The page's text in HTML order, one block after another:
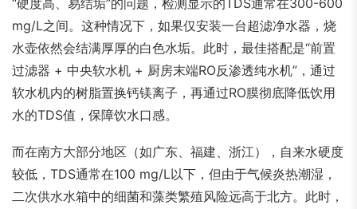
mg/L之间。这种情况下，如果仅安装一台超滤净水器，烧
水壶依然会结满厚厚的白色水垢。此时，最佳搭配是“前置
过滤器 + 中央软水机 + 厨房末端RO反渗透纯水机”，通过
软水机内的树脂置换钙镁离子，再通过RO膜彻底降低饮用
水的TDS值，保障饮水口感。
而在南方大部分地区（如广东、福建、浙江），自来水硬度
较低，TDS通常在100 mg/L以下，但由于气候炎热潮湿，
二次供水水箱中的细菌和藻类繁殖风险远高于北方。此时，